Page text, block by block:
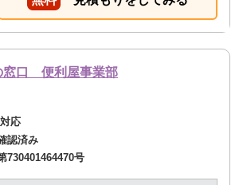
窓口 便利屋事業部
応
認済み
730401464470号